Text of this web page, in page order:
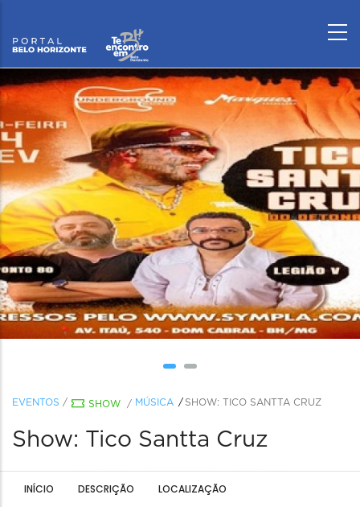
EVENTOS / SHOW / MÚSICA SHOW: TICO SANTTA CRUZ
Show: Tico Santta Cruz
INÍCIO DESCRIÇÃO LOCALIZAÇÃO